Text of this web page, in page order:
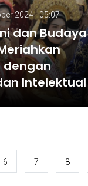
2024 - 05:07
dan Budaya
dengan
Intelektual
6 7 8